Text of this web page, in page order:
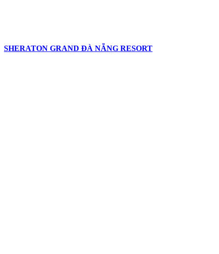
SHERATON GRAND ĐÀ NẴNG RESORT